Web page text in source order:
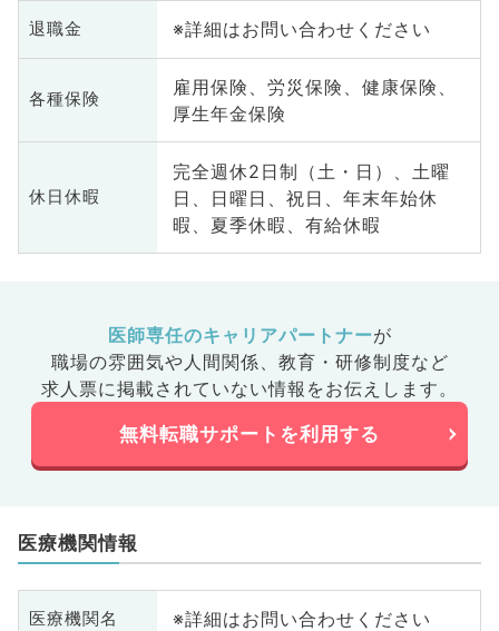
退職金 ※詳細はお問い合わせください
各種保険
雇用保険、労災保険、健康保険、
厚生年金保険
休日休暇
完全週休2日制（土・日）、土曜
日、日曜日、祝日、年末年始休
暇、夏季休暇、有給休暇
医師専任のキャリアパートナーが
職場の雰囲気や人間関係、 教育・研修制度など
求人票に掲載されていない情報をお伝えします。
無料転職サポートを利用する
医療機関情報
医療機関名 ※詳細はお問い合わせください